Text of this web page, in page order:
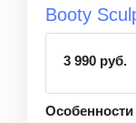
Booty
3 990 руб.
Особенности